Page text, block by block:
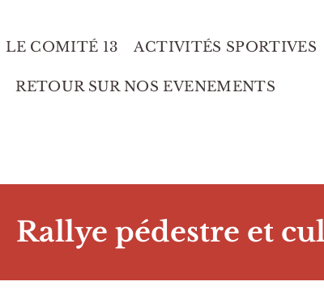
LE COMITÉ 13 ACTIVITÉS SPORTIVES
RETOUR SUR NOS EVENEMENTS
Rallye pédestre et